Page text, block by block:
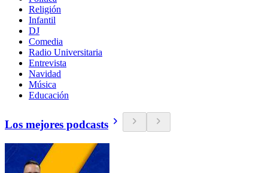
Religión
Infantil
DJ
Comedia
Radio Universitaria
Entrevista
Navidad
Música
Educación
Los mejores podcasts